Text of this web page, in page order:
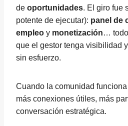
de oportunidades. El giro fue
potente de ejecutar): panel de
empleo y monetización…
que el gestor tenga visibilidad
sin esfuerzo.
Cuando la comunidad funciona
más conexiones útiles, más
conversación estratégica.